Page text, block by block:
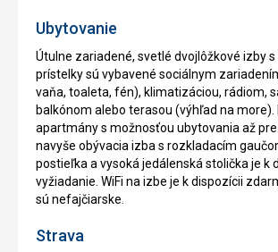
Ubytovanie
Útulne zariadené, svetlé dvojlôžkové izby
prístelky sú vybavené sociálnym
vaňa, toaleta, fén), klimatizáciou, rádiom,
balkónom alebo terasou (výhľad na
apartmány s možnosťou ubytovania až
navyše obývacia izba s rozkladacím
postieľka a vysoká jedálenská stolička je k
vyžiadanie. WiFi na izbe je k dispozícii
sú nefajčiarske.
Strava